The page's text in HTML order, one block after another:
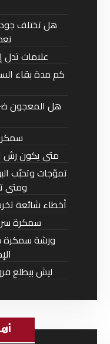
هل تختلف
علامات
كم مدة بقاء
هل المعجون
متى يكون رش
تموّجات وتحبّب
ومتى
أخطاء شائعة
سمكرة
ورشة سمكرة
ليش بيطلع